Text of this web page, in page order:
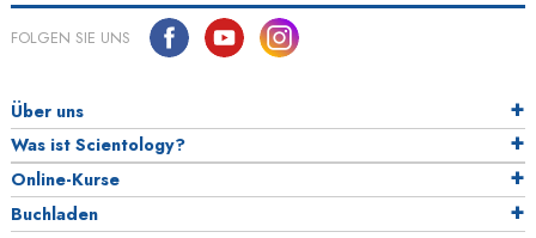
FOLGEN SIE UNS
Über uns
Was ist Scientology?
Online-Kurse
Buchladen